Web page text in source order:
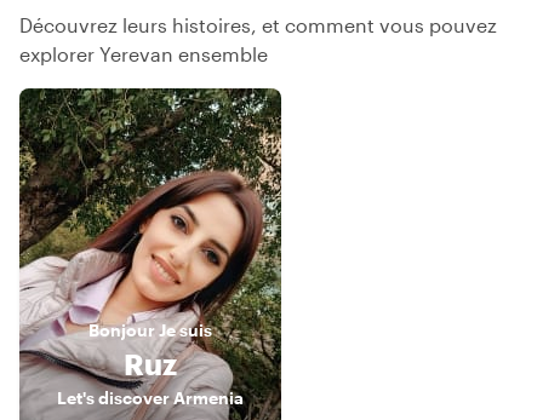
Découvrez leurs histoires, et comment vous pouvez
explorer Yerevan ensemble
BonjourJe suis
Ruz
Let's discover Armenia